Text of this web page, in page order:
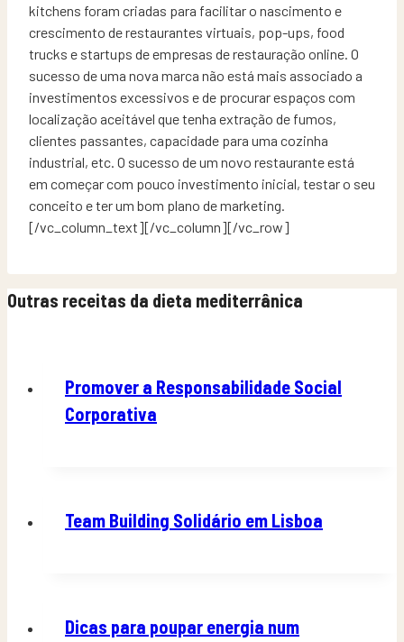
kitchens foram criadas para facilitar o nascimento e
crescimento de restaurantes virtuais, pop-ups, food
trucks e startups de empresas de restauração online. O
sucesso de uma nova marca não está mais associado a
investimentos excessivos e de procurar espaços com
localização aceitável que tenha extração de fumos,
clientes passantes, capacidade para uma cozinha
industrial, etc. O sucesso de um novo restaurante está
em começar com pouco investimento inicial, testar o seu
conceito e ter um bom plano de marketing.
[/vc_column_text][/vc_column][/vc_row]
Outras receitas da dieta mediterrânica
Promover a Responsabilidade Social
Corporativa
Team Building Solidário em Lisboa
Dicas para poupar energia num